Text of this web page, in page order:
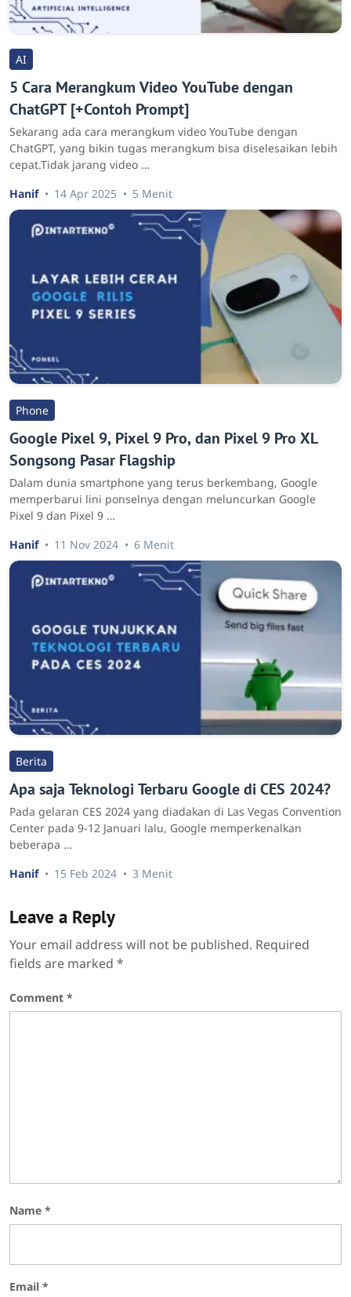
AI
5 Cara Merangkum Video YouTube dengan
ChatGPT [+Contoh Prompt]
Sekarang ada cara merangkum video YouTube dengan
ChatGPT, yang bikin tugas merangkum bisa diselesaikan lebih
cepat.Tidak jarang video …
Hanif
14 Apr 2025 5 Menit
Phone
Google Pixel 9, Pixel 9 Pro, dan Pixel 9 Pro XL
Songsong Pasar Flagship
Dalam dunia smartphone yang terus berkembang, Google
memperbarui lini ponselnya dengan meluncurkan Google
Pixel 9 dan Pixel 9 …
Hanif
11 Nov 2024 6 Menit
Berita
Apa saja Teknologi Terbaru Google di CES 2024?
Pada gelaran CES 2024 yang diadakan di Las Vegas Convention
Center pada 9-12 Januari lalu, Google memperkenalkan
beberapa …
Hanif
15 Feb 2024 3 Menit
Leave a Reply
Your email address will not be published. Required
fields are marked *
Comment *
Name *
Email *